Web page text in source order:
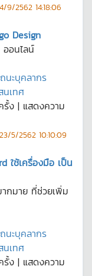
4/9/2562 14:18:06
Design
ออนไลน์
นะบุคลากร
นเทศ
รั้ง | แสดงความ
23/5/2562 10:10:09
ใช้เครื่องมือ เป็น
กมาย ที่ช่วยเพิ่ม
นะบุคลากร
นเทศ
รั้ง | แสดงความ